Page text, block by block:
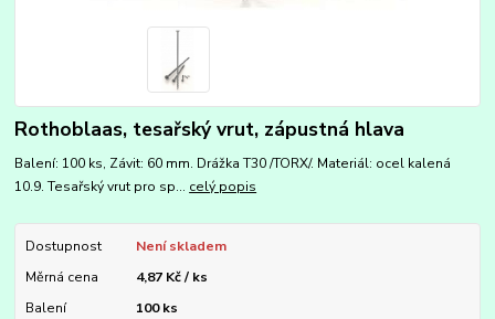
Rothoblaas, tesařský vrut, zápustná hlava
Balení: 100 ks, Závit: 60 mm. Drážka T30 /TORX/. Materiál: ocel kalená
10.9. Tesařský vrut pro sp... celý popis
Dostupnost
Není skladem
Měrná cena
4,87 Kč / ks
Balení
100 ks